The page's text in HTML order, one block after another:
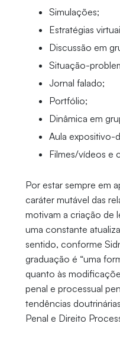
Simulações;
Estratégias
Discussão em
Situação-
Jornal falado;
Portfólio;
Dinâmica em
Aula expositivo-
Filmes/vídeos e
Por estar sempre em
caráter mutável das
motivam a criação de
uma constante
sentido, conforme
graduação é “uma
quanto às
penal e processual
tendências
Penal e Direito